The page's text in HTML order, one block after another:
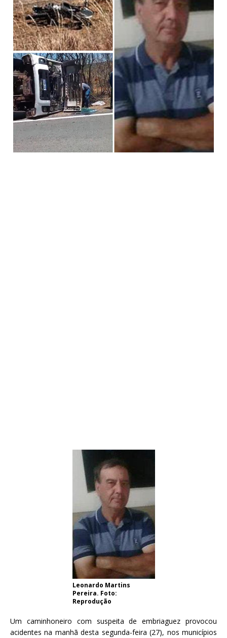
Leonardo Martins
Pereira. Foto:
Reprodução
Um caminhoneiro com suspeita de embriaguez provocou
acidentes na manhã desta segunda-feira (27), nos municípios